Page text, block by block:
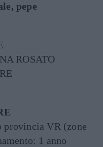
pepe
ROSATO
provincia VR (zone
1 anno